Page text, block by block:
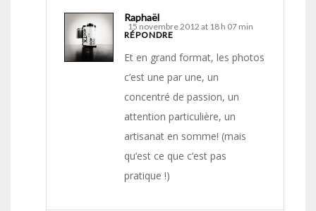
Raphaël
15 novembre 2012 at 18 h 07 min
RÉPONDRE
Et en grand format, les photos
c’est une par une, un
concentré de passion, un
attention particulière, un
artisanat en somme! (mais
qu’est ce que c’est pas
pratique !)